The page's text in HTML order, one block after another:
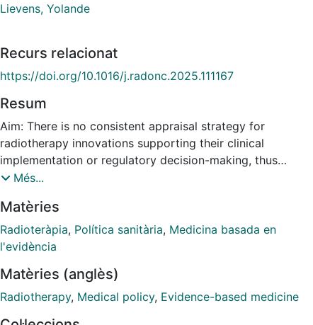
Lievens, Yolande
Recurs relacionat
https://doi.org/10.1016/j.radonc.2025.111167
Resum
Aim: There is no consistent appraisal strategy for
radiotherapy innovations supporting their clinical
implementation or regulatory decision-making, thus
hampering access to high-value care. This study presents
towards a value-based appraisal framework for
radiotherapy innovations within the ESTRO Value-Based
Radiation Oncology (VBRO) project. Methods: A mixed-
qualitative and quantitative data in multiple rounds of
revision, improvement and validation; and was supported
Més...
Matèries
Radioteràpia, Política sanitària, Medicina basada en
l'evidència
Matèries (anglès)
Radiotherapy, Medical policy, Evidence-based medicine